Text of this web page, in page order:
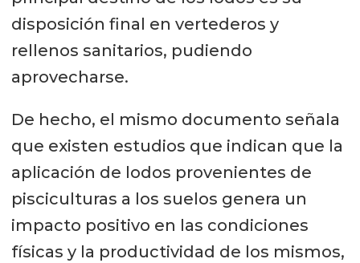
disposición final en vertederos y
rellenos sanitarios, pudiendo
aprovecharse.
De hecho, el mismo documento señala
que existen estudios que indican que la
aplicación de lodos provenientes de
pisciculturas a los suelos genera un
impacto positivo en las condiciones
físicas y la productividad de los mismos,